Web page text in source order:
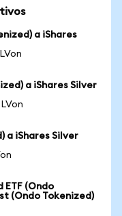
a iShares
a iShares Silver
a iShares Silver
ETF (Ondo
(Ondo Tokenized)